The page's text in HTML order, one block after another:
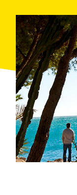
quilòmetre.